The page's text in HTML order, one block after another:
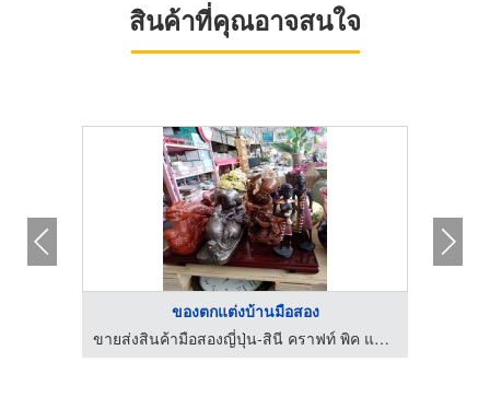
สินค้าที่คุณอาจสนใจ
ของตกแต่งบ้านมือสอง
ขายส่งสินค้ามือสองญี่ปุ่น-สินี คราฟท์ พิค แอนด์ โค